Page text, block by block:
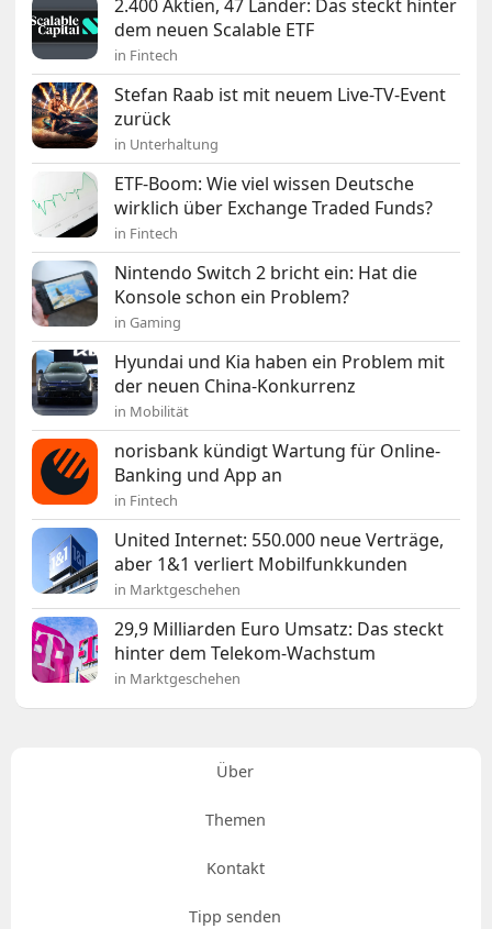
2.400 Aktien, 47 Länder: Das steckt hinter
dem neuen Scalable ETF
in Fintech
Stefan Raab ist mit neuem Live-TV-Event
zurück
in Unterhaltung
ETF-Boom: Wie viel wissen Deutsche
wirklich über Exchange Traded Funds?
in Fintech
Nintendo Switch 2 bricht ein: Hat die
Konsole schon ein Problem?
in Gaming
Hyundai und Kia haben ein Problem mit
der neuen China-Konkurrenz
in Mobilität
norisbank kündigt Wartung für Online-
Banking und App an
in Fintech
United Internet: 550.000 neue Verträge,
aber 1&1 verliert Mobilfunkkunden
in Marktgeschehen
29,9 Milliarden Euro Umsatz: Das steckt
hinter dem Telekom-Wachstum
in Marktgeschehen
Über
Themen
Kontakt
Tipp senden